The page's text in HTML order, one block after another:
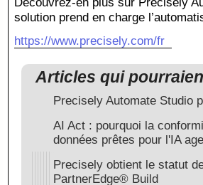
solution prend en charge
https://www.precisely.com/fr
Articles qui
Precisely Automate Studio
AI Act : pourquoi la
données prêtes pour l'IA
Precisely obtient le statut
PartnerEdge® Build